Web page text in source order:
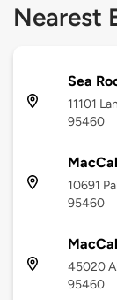
Nearest
Sea
11101
95460
10691
95460
45020
95460